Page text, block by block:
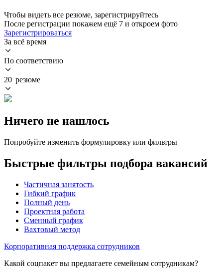
Чтобы видеть все резюме, зарегистрируйтесь
После регистрации покажем ещё 7 и откроем фото
Зарегистрироваться
За всё время
По соответствию
20 резюме
Ничего не нашлось
Попробуйте изменить формулировку или фильтры
Быстрые фильтры подбора вакансий
Частичная занятость
Гибкий график
Полный день
Проектная работа
Сменный график
Вахтовый метод
Корпоративная поддержка сотрудников
Какой соцпакет вы предлагаете семейным сотрудникам?